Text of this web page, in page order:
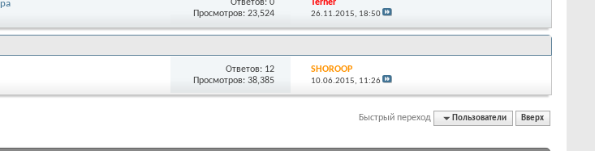
Ответов:0
Просмотров: 23,524
Terner
26.11.2015, 18:50
Ответов: 12
Просмотров: 38,385
SHOROOP
10.06.2015, 11:26
Быстрый переход Пользователи Вверх